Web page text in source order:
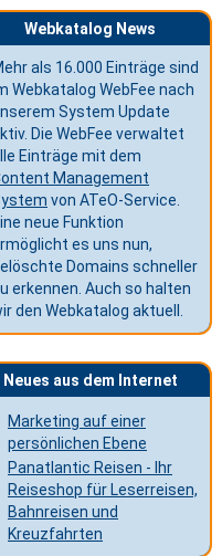
Webkatalog News
als 16.000 Einträge sind
Webkatalog WebFee nach
System Update
Die WebFee verwaltet
Einträge mit dem
Management
von ATeO-Service.
neue Funktion
es uns nun,
Domains schneller
erkennen. Auch so halten
den Webkatalog aktuell.
Neues aus dem Internet
Marketing auf einer
persönlichen Ebene
Panatlantic Reisen - Ihr
Reiseshop für Leserreisen,
Bahnreisen und
Kreuzfahrten